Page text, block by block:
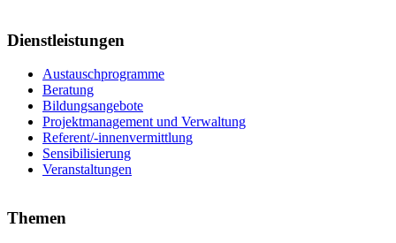
Dienstleistungen
Austauschprogramme
Beratung
Bildungsangebote
Projektmanagement und Verwaltung
Referent/-innenvermittlung
Sensibilisierung
Veranstaltungen
Themen